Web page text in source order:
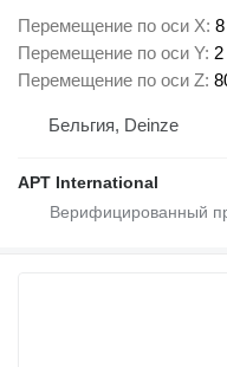
Перемещение по оси X
Перемещение по оси Y
Перемещение по оси Z
Бельгия, Deinze
APT International